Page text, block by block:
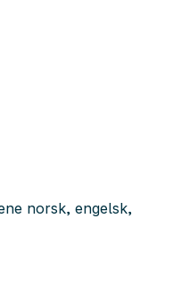
norsk, engelsk,